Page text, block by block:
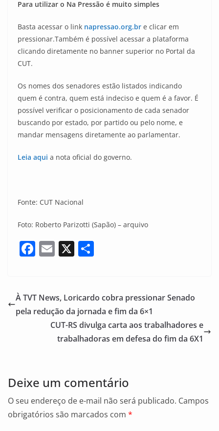
Para utilizar o Na Pressão é muito simples
Basta acessar o link napressao.org.br e clicar em
pressionar.Também é possível acessar a plataforma
clicando diretamente no banner superior no Portal da
CUT.
Os nomes dos senadores estão listados indicando
quem é contra, quem está indeciso e quem é a favor. É
possível verificar o posicionamento de cada senador
buscando por estado, por partido ou pelo nome, e
mandar mensagens diretamente ao parlamentar.
Leia aqui a nota oficial do governo.
Fonte: CUT Nacional
Foto: Roberto Parizotti (Sapão) – arquivo
F
e
b
E
l
X
e
À TVT News, Loricardo cobra pressionar Senado
pela redução da jornada e fim da 6×1
CUT-RS divulga carta aos trabalhadores e
trabalhadoras em defesa do fim da 6X1
Deixe um comentário
O seu endereço de e-mail não será publicado. Campos
obrigatórios são marcados com *